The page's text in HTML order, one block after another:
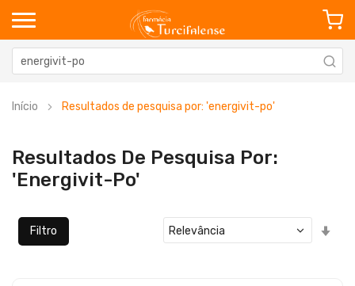
Início Resultados de pesquisa por: 'energivit-po'
Resultados De Pesquisa Por:
'energivit-Po'
Filtro